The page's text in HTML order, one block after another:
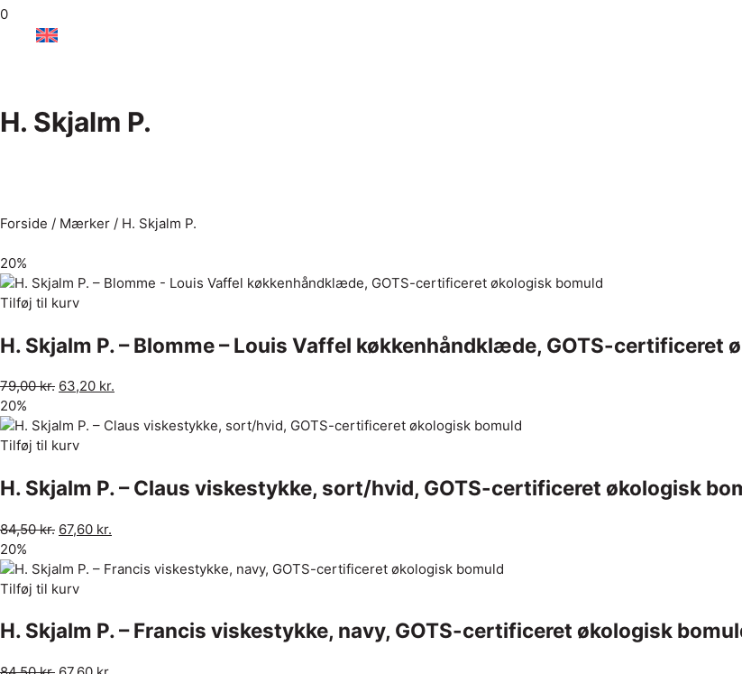
0
H. Skjalm P.
Forside / Mærker / H. Skjalm P.
20%
Tilføj til kurv
H. Skjalm P. – Blomme – Louis Vaffel køkkenhåndklæde, GOTS-certificeret
79,00kr. 63,20 kr.
20%
Tilføj til kurv
H. Skjalm P. – Claus viskestykke, sort/hvid, GOTS-certificeret økologisk
84,50kr. 67,60 kr.
20%
Tilføj til kurv
H. Skjalm P. – Francis viskestykke, navy, GOTS-certificeret økologisk